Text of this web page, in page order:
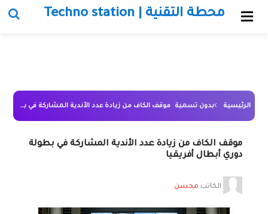
محطة التقنية | Techno station
الرئيسية بدون تسمية موقف الكاف من زيادة عدد الأندية المشاركة في بطولة دوري أبطال أفريقيا
موقف الكاف من زيادة عدد الأندية المشاركة في بطولة
دوري أبطال أفريقيا
الكاتب محسن